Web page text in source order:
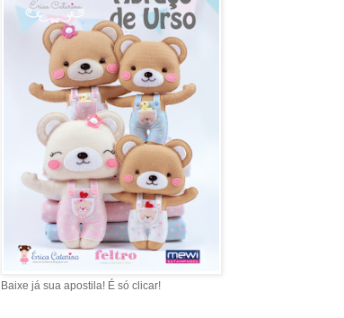
Baixe já sua apostila! É só clicar!